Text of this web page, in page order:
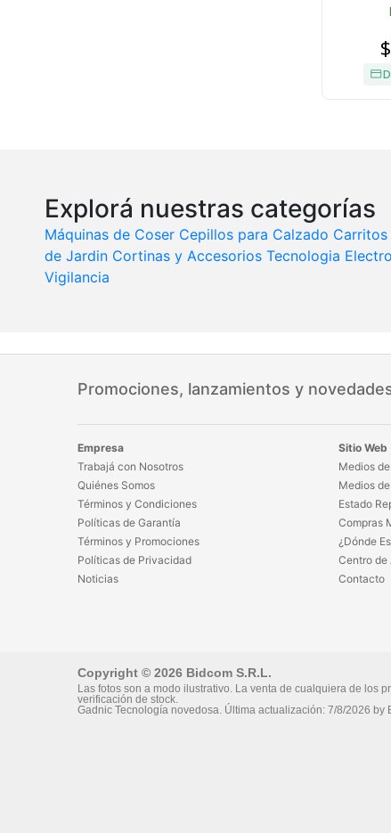
Explorá nuestras categorías
Máquinas de Coser Cepillos para Calzado
de Jardin Cortinas y Accesorios Tecnologia
Vigilancia
Promociones, lanzamientos y
Empresa
Trabajá con Nosotros
Quiénes Somos
Términos y Condiciones
Políticas de Garantía
Términos y Promociones
Políticas de Privacidad
Noticias
Sitio Web
Medios
Medios
Estado
Compras
¿Dónde
Centro de
Contacto
Copyright © 2026 Bidcom S.R.L.
Las fotos son a modo ilustrativo. La venta de cualquiera de los
verificación de stock.
Gadnic Tecnología novedosa. Última actualización: 7/8/2026 by